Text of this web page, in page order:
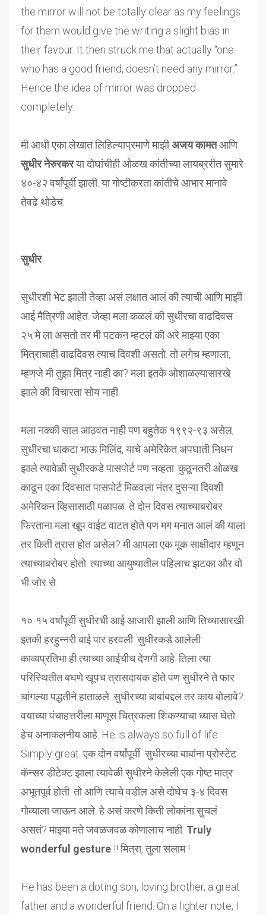
the mirror will not be totally clear as my feelings
for them would give the writing a slight bias in
their favour. It then struck me that actually “one
who has a good friend, doesn’t need any mirror.”
Hence the idea of mirror was dropped
completely.
मी आधी एका लेखात लिहिल्याप्रमाणे माझीअजय कामतआणि
सुधीर नेरुरकरया दोघांचीही ओळख कांतीच्या लायब्ररीत सुमारे
४०-४२ वर्षांपूर्वी झाली. या गोष्टीकरता कांतीचे आभार मानावे
तेवढे थोडेच.
सुधीर
सुधीरशी भेट झाली तेव्हा असं लक्षात आलं की त्याची आणि माझी
आई मैत्रिणी आहेत. जेव्हा मला कळलं की सुधीरचा वाढदिवस
२५ मे ला असतो तर मी पटकन म्हटलं की अरे माझ्या एका
मित्राचाही वाढदिवस त्याच दिवशी असतो. तो लगेच म्हणाला,
म्हणजे मी तुझा मित्र नाही का? मला इतके ओशाळल्यासारखे
झाले की विचारता सोय नाही.
मला नक्की साल आठवत नाही पण बहुतेक १९९२-९३ असेल,
सुधीरचा धाकटा भाऊ मिलिंद, याचे अमेरिकेत अपघाती निधन
झाले त्यावेळी सुधीरकडे पासपोर्ट पण नव्हता. कुठूनतरी ओळख
काढून एका दिवसात पासपोर्ट मिळवला नंतर दुसऱ्या दिवशी
अमेरिकन व्हिसासाठी पळापळ. ते दोन दिवस त्याच्याबरोबर
फिरताना मला खूप वाईट वाटत होते पण मग मनात आलं की याला
तर किती त्रास होत असेल? मी आपला एक मूक साक्षीदार म्हणून
त्याच्याबरोबर होतो. त्याच्या आयुष्यातील पहिलाच झटका और वो
भी जोर से.
१०-१५ वर्षांपूर्वी सुधीरची आई आजारी झाली आणि तिच्यासारखी
इतकी हरहुन्नरी बाई पार हरवली. सुधीरकडे आलेली
काव्यप्रतिभा ही त्याच्या आईचीच देणगी आहे. तिला त्या
परिस्थितीत बघणे खूपच त्रासदायक होते पण सुधीरने ते फार
चांगल्या पद्धतीने हाताळले. सुधीरच्या बाबांबद्दल तर काय बोलावे?
वयाच्या पंचाहत्तरीला माणूस चित्रकला शिकण्याचा ध्यास घेतो
हेच अनाकलनीय आहे. He is always so full of life.
Simply great. एक दोन वर्षांपूर्वी सुधीरच्या बाबांना प्रोस्टेट
कॅन्सर डीटेक्ट झाला त्यावेळी सुधीरने केलेली एक गोष्ट मात्र
अभूतपूर्व होती. तो आणि त्याचे वडील असे दोघेच ३-४ दिवस
गोव्याला जाऊन आले. हे असं करणे किती लोकांना सुचलं
असतं? माझ्या मते जवळजवळ कोणालाच नाही. Truly
wonderful gesture !! मित्रा, तुला सलाम !
He has been a doting son, loving brother, a great
father and a wonderful friend. On a lighter note, I